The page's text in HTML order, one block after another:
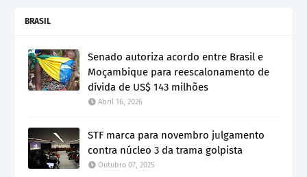
BRASIL
Senado autoriza acordo entre Brasil e
Moçambique para reescalonamento de
dívida de US$ 143 milhões
Abril 16, 2026
STF marca para novembro julgamento
contra núcleo 3 da trama golpista
Outubro 07, 2025